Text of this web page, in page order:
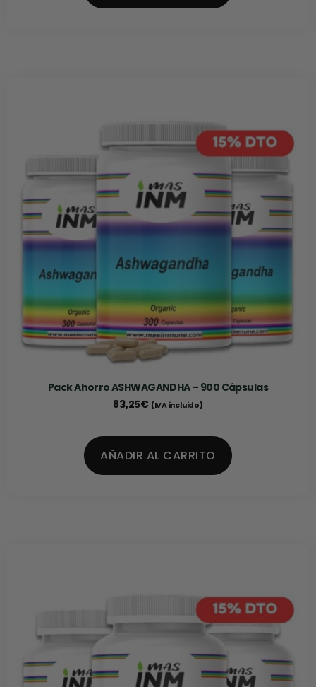
Pack Ahorro ASHWAGANDHA – 900 Cápsulas
83,25€ (IVA incluido)
AÑADIR AL CARRITO